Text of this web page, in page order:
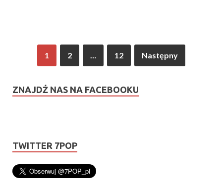
1 2 … 12 Następny
ZNAJDŹ NAS NA FACEBOOKU
TWITTER 7POP